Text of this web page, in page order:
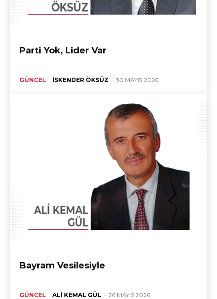
Parti Yok, Lider Var
GÜNCEL İSKENDER ÖKSÜZ - 30 MAYIS 2026
Bayram Vesilesiyle
GÜNCEL ALI KEMAL GÜL - 26 MAYIS 2026